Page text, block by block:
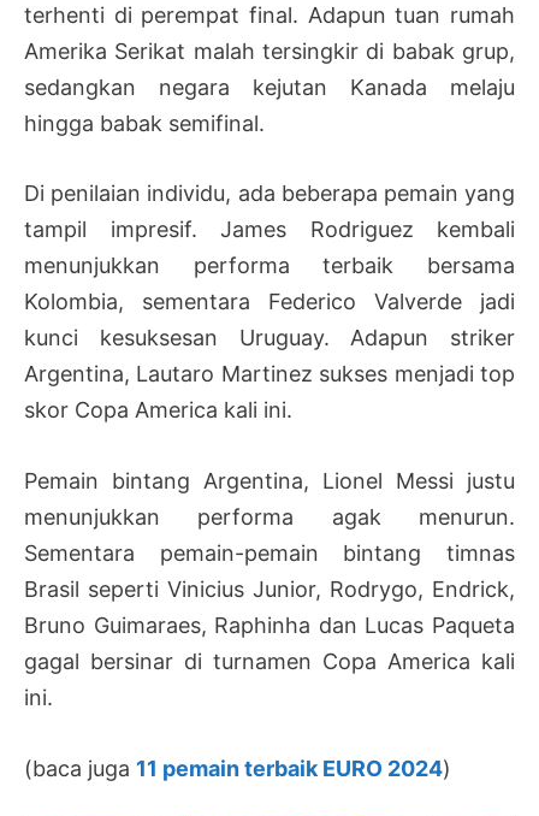
terhenti di perempat final. Adapun tuan rumah
Amerika Serikat malah tersingkir di babak grup,
sedangkan negara kejutan Kanada melaju
hingga babak semifinal.
Di penilaian individu, ada beberapa pemain yang
tampil impresif. James Rodriguez kembali
menunjukkan performa terbaik bersama
Kolombia, sementara Federico Valverde jadi
kunci kesuksesan Uruguay. Adapun striker
Argentina, Lautaro Martinez sukses menjadi top
skor Copa America kali ini.
Pemain bintang Argentina, Lionel Messi justu
menunjukkan performa agak menurun.
Sementara pemain-pemain bintang timnas
Brasil seperti Vinicius Junior, Rodrygo, Endrick,
Bruno Guimaraes, Raphinha dan Lucas Paqueta
gagal bersinar di turnamen Copa America kali
ini.
(baca juga 11 pemain terbaik EURO 2024)